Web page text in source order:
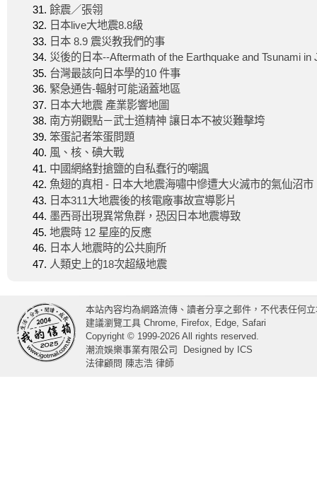
餘震／張翎
日本live大地震8.8級
日本 8.9 震災教我們的事
災後的日本--Aftermath of the Earthquake and Tsunami in
台灣最該向日本學的10 件事
緊急通告-輻射可能涵蓋地區
日本大地震 產業影響地圖
南方朔觀點－武士道精神 讓日本不被災難擊垮
笨蛋記者笨蛋問題
風、核、碘大戰
中國網絡對搶鹽的自私蠢行的嘲諷
魚翅的真相 - 日本大地震海嘯中慘遭大火滅市的氣仙沼市
日本311大地震後的核電廠事故宣導影片
墨西哥出現異常魚群，恐因日本地震導致
地震時 12 星座的反應
日本人地震時的公共廁所
人類史上的18次超級地震
本站內容均為網路流傳、讀者分享之郵件，不代表任何
建議瀏覽工具 Chrome, Firefox, Edge, Safari
Copyright © 1999-2026 All rights reserved.
潮流娛樂事業有限公司
Designed by ICS
法律顧問 陳志浩 律師